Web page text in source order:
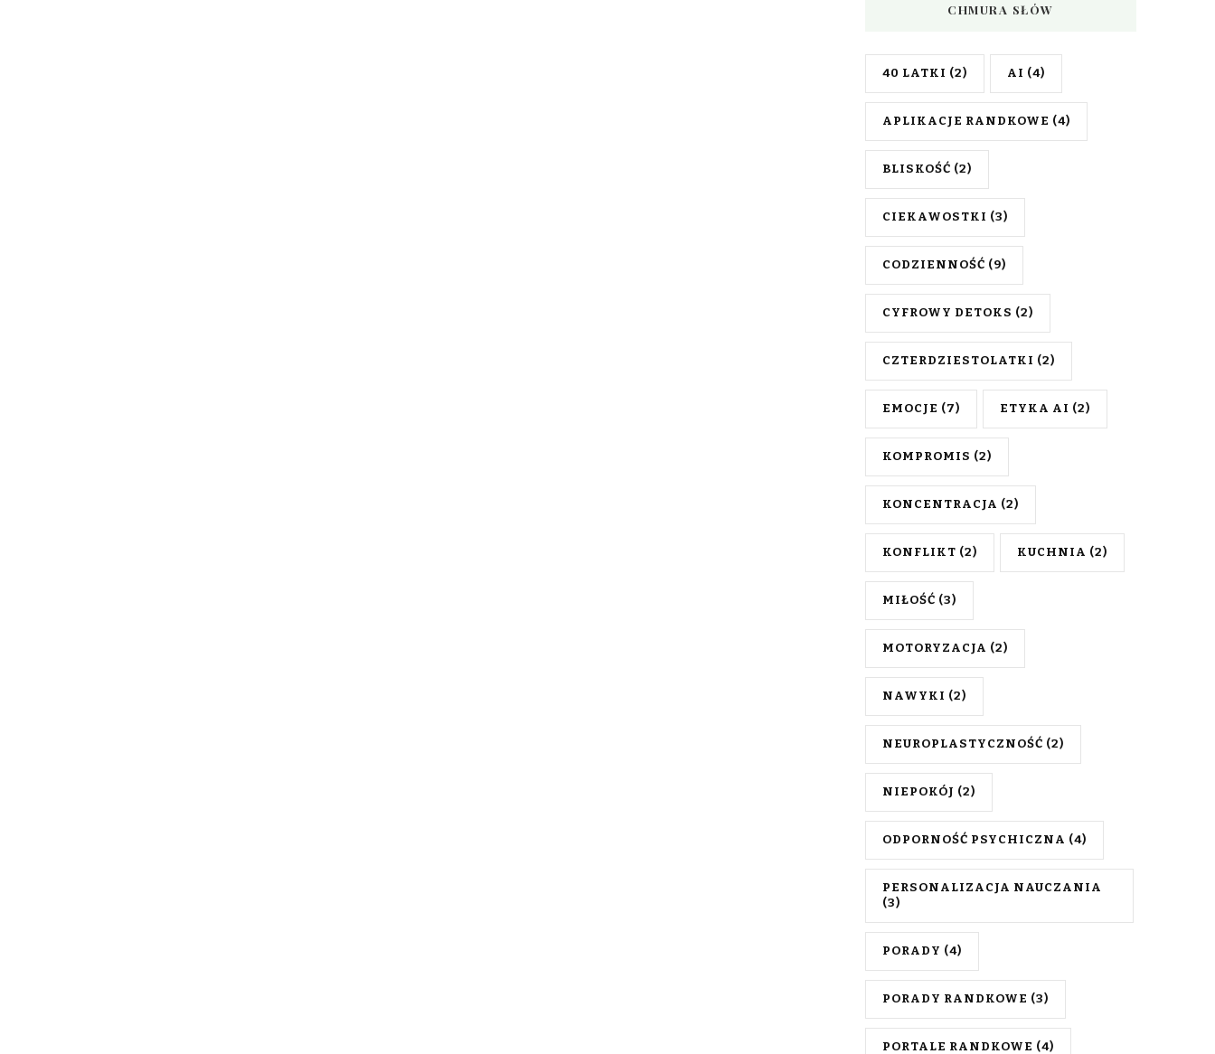
CHMURA SŁÓW
40 LATKI (2) AI (4)
APLIKACJE RANDKOWE (4)
BLISKOŚĆ (2)
CIEKAWOSTKI (3)
CODZIENNOŚĆ (9)
CYFROWY DETOKS (2)
CZTERDZIESTOLATKI (2)
EMOCJE (7) ETYKA AI (2)
KOMPROMIS (2)
KONCENTRACJA (2)
KONFLIKT (2) KUCHNIA (2)
MIŁOŚĆ (3)
MOTORYZACJA (2)
NAWYKI (2)
NEUROPLASTYCZNOŚĆ (2)
NIEPOKÓJ (2)
ODPORNOŚĆ PSYCHICZNA (4)
PERSONALIZACJA NAUCZANIA
(3)
PORADY (4)
PORADY RANDKOWE (3)
PORTALE RANDKOWE (4)